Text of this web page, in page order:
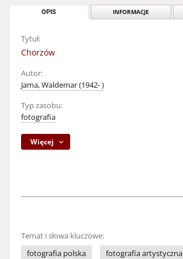
OPIS INFORMACJE
Tytuł:
Chorzów
Autor:
Jama, Waldemar (1942- )
Typ zasobu:
fotografia
Więcej
Temat i słowa kluczowe:
fotografia polska
fotografia artystyczna